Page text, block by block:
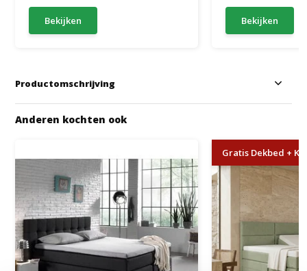
Bekijken Bekijken
Productomschrijving
Anderen kochten ook
Gratis Dekbed +